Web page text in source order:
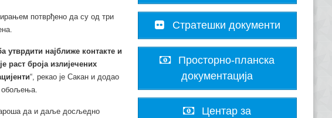
потврђено да су од три
утврдити најближе контакте и
раст броја излијечених
“, рекао је Сакан и додао
обољења.
да и даље досљедно
Стратешки документи
Просторно-планска
документација
Центар за